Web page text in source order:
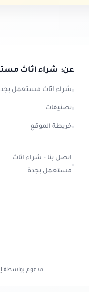
عن: شراء اثاث
شراء اثاث مستعمل
تصنيفات
خريطة الموقع
اتصل بنا – شراء اثاث
مستعمل بجدة
مدعوم بواسطة